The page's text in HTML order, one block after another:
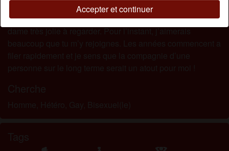
Accepter et continuer
interventions chirurgicales, ce qui me donne un fessier
parfait, tu trouves pas ? Les hormones ont fait de moi une
dame très jolie à regarder. Pour l’instant, j’aimerais